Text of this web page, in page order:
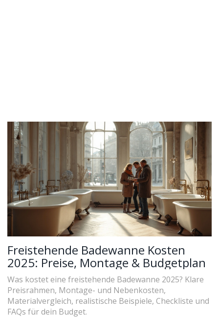
Freistehende Badewanne Kosten
2025: Preise, Montage & Budgetplan
Was kostet eine freistehende Badewanne 2025? Klare
Preisrahmen, Montage- und Nebenkosten,
Materialvergleich, realistische Beispiele, Checkliste und
FAQs für dein Budget.